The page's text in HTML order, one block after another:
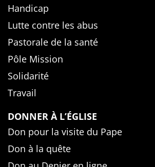
Handicap
Lutte contre les abus
Pastorale de la santé
Pôle Mission
Solidarité
Travail
DONNER À L’ÉGLISE
Don pour la visite du Pape
Don à la quête